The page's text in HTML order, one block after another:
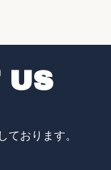
US
ております。